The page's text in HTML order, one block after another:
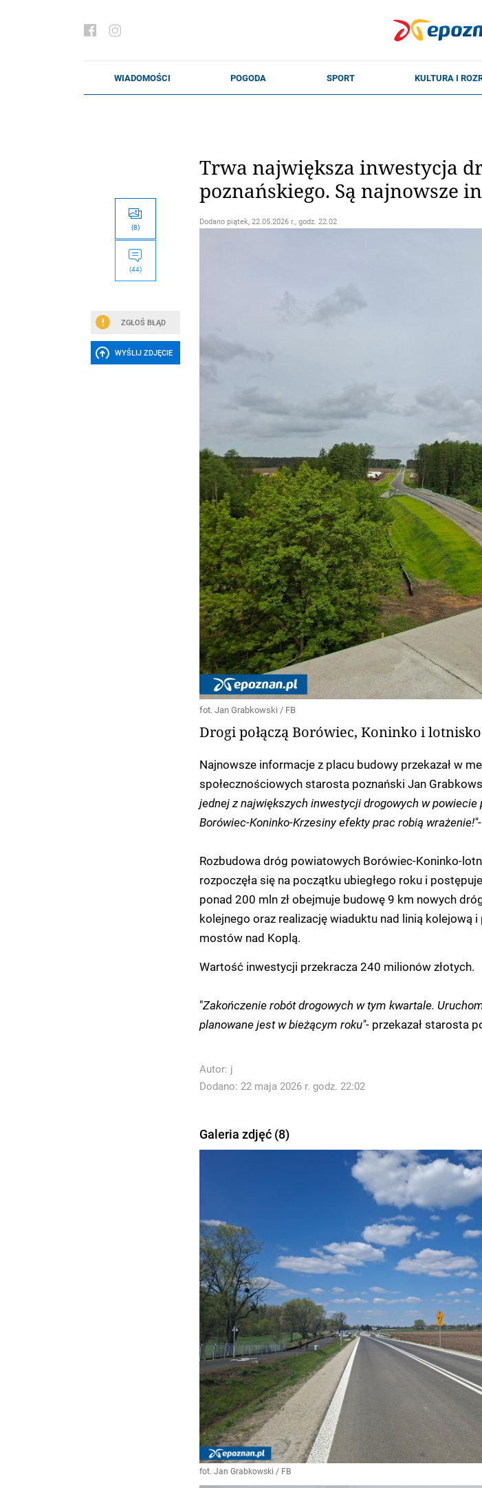
(8)
(44)
ZGŁOŚ BŁĄD
WYŚLIJ ZDJĘCIE
Trwa największa inwestycja
poznańskiego. Są najnowsze
Dodano piątek, 22.05.2026 r., godz. 22.02
fot. Jan Grabkowski / FB
Drogi połączą Borówiec, Koninko i
Najnowsze informacje z placu budowy przekazał w
społecznościowych starosta poznański Jan
jednej z największych inwestycji drogowych w
Borówiec-Koninko-Krzesiny efekty prac robią wrażenie!"
Rozbudowa dróg powiatowych Borówiec-Koninko-
rozpoczęła się na początku ubiegłego roku i
ponad 200 mln zł obejmuje budowę 9 km nowych
kolejnego oraz realizację wiaduktu nad linią kolejową
mostów nad Koplą.
Wartość inwestycji przekracza 240 milionów złotych.
"Zakończenie robót drogowych w tym kwartale.
planowane jest w bieżącym roku"-przekazał starosta
Autor: j
Dodano: 22 maja 2026 r. godz. 22:02
Galeria zdjęć (8)
fot. Jan Grabkowski / FB